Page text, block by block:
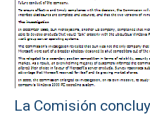
La Comisión